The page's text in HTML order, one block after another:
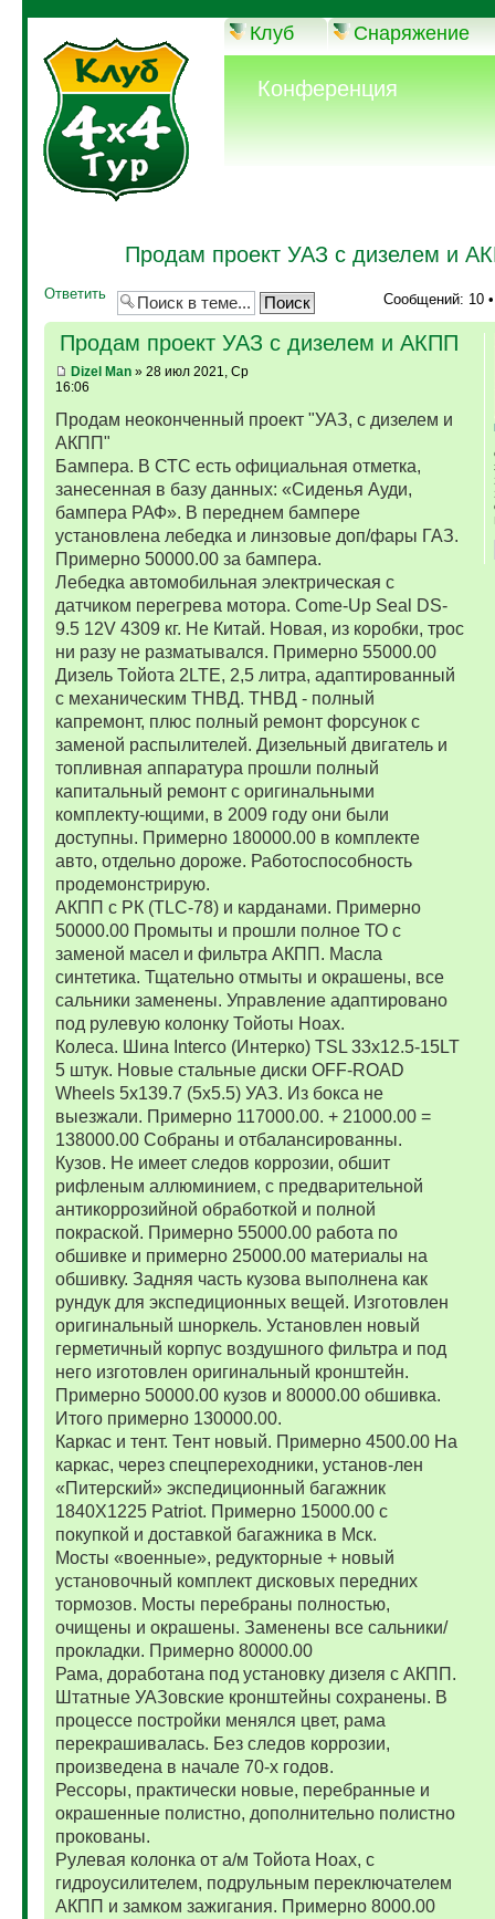
Клуб Снаряжение
Конференция
Продам проект УАЗ с дизелем и
Ответить Сообщений: 10
Продам проект УАЗ с дизелем и АКПП
Dizel Man» 28 июл 2021, Ср
16:06
Продам неоконченный проект "УАЗ, с дизелем и
АКПП"
Бампера. В СТС есть официальная отметка,
занесенная в базу данных: «Сиденья Ауди,
бампера РАФ». В переднем бампере
установлена лебедка и линзовые доп/фары ГАЗ.
Примерно 50000.00 за бампера.
Лебедка автомобильная электрическая с
датчиком перегрева мотора. Come-Up Seal DS-
9.5 12V 4309 кг. Не Китай. Новая, из коробки, трос
ни разу не разматывался. Примерно 55000.00
Дизель Тойота 2LTE, 2,5 литра, адаптированный
с механическим ТНВД. ТНВД - полный
капремонт, плюс полный ремонт форсунок с
заменой распылителей. Дизельный двигатель и
топливная аппаратура прошли полный
капитальный ремонт с оригинальными
комплекту-ющими, в 2009 году они были
доступны. Примерно 180000.00 в комплекте
авто, отдельно дороже. Работоспособность
продемонстрирую.
АКПП с РК (TLC-78) и карданами. Примерно
50000.00 Промыты и прошли полное ТО с
заменой масел и фильтра АКПП. Масла
синтетика. Тщательно отмыты и окрашены, все
сальники заменены. Управление адаптировано
под рулевую колонку Тойоты Ноах.
Колеса. Шина Interco (Интерко) TSL 33x12.5-15LT
5 штук. Новые стальные диски OFF-ROAD
Wheels 5x139.7 (5x5.5) УАЗ. Из бокса не
выезжали. Примерно 117000.00. + 21000.00 =
138000.00 Собраны и отбалансированны.
Кузов. Не имеет следов коррозии, обшит
рифленым аллюминием, с предварительной
антикоррозийной обработкой и полной
покраской. Примерно 55000.00 работа по
обшивке и примерно 25000.00 материалы на
обшивку. Задняя часть кузова выполнена как
рундук для экспедиционных вещей. Изготовлен
оригинальный шноркель. Установлен новый
герметичный корпус воздушного фильтра и под
него изготовлен оригинальный кронштейн.
Примерно 50000.00 кузов и 80000.00 обшивка.
Итого примерно 130000.00.
Каркас и тент. Тент новый. Примерно 4500.00 На
каркас, через спецпереходники, установ-лен
«Питерский» экспедиционный багажник
1840Х1225 Patriot. Примерно 15000.00 с
покупкой и доставкой багажника в Мск.
Мосты «военные», редукторные + новый
установочный комплект дисковых передних
тормозов. Мосты перебраны полностью,
очищены и окрашены. Заменены все сальники/
прокладки. Примерно 80000.00
Рама, доработана под установку дизеля с АКПП.
Штатные УАЗовские кронштейны сохранены. В
процессе постройки менялся цвет, рама
перекрашивалась. Без следов коррозии,
произведена в начале 70-х годов.
Рессоры, практически новые, перебранные и
окрашенные полистно, дополнительно полистно
прокованы.
Рулевая колонка от а/м Тойота Ноах, с
гидроусилителем, подрульным переключателем
АКПП и замком зажигания. Примерно 8000.00